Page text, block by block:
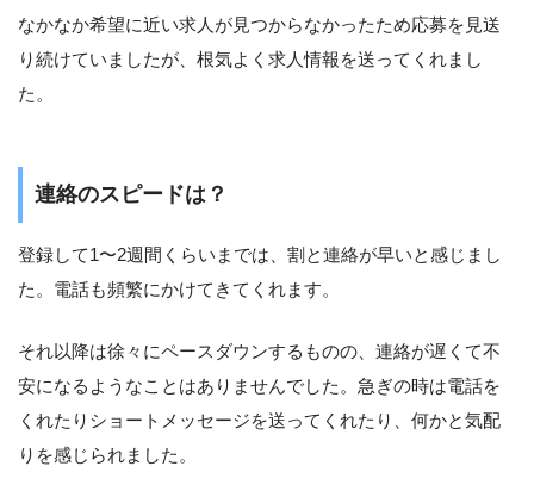
なかなか希望に近い求人が見つからなかったため応募を見送
り続けていましたが、根気よく求人情報を送ってくれまし
た。
連絡のスピードは？
登録して1〜2週間くらいまでは、割と連絡が早いと感じまし
た。電話も頻繁にかけてきてくれます。
それ以降は徐々にペースダウンするものの、連絡が遅くて不
安になるようなことはありませんでした。急ぎの時は電話を
くれたりショートメッセージを送ってくれたり、何かと気配
りを感じられました。